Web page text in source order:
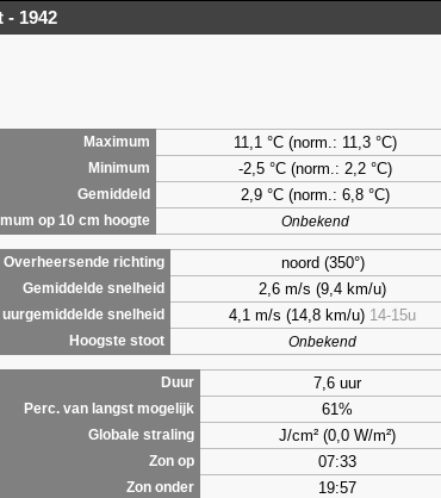
- 1942
Maximum
11,1 °C (norm.: 11,3 °C)
Minimum -2,5 °C (norm.: 2,2 °C)
Gemiddeld 2,9 °C (norm.: 6,8 °C)
op 10 cm hoogte
Onbekend
Overheersende richting
noord (350°)
Gemiddelde snelheid 2,6 m/s (9,4 km/u)
uurgemiddelde snelheid 4,1 m/s (14,8 km/u) 14-15u
Hoogste stoot
Onbekend
Duur
7,6 uur
Perc. van langst mogelijk 61%
Globale straling J/cm² (0,0 W/m²)
Zon op 07:33
Zon onder 19:57